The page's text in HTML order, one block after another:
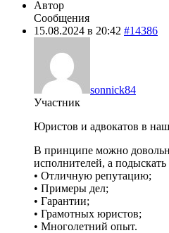
Автор
Сообщения
15.08.2024 в 20:42 #14386
sonnick84
Участник
Юристов и адвокатов в
В принципе можно
исполнителей, а
• Отличную репутацию;
• Примеры дел;
• Гарантии;
• Грамотных юристов;
• Многолетний опыт.